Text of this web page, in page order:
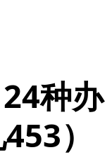
种办
）